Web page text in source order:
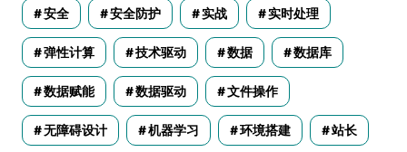
安全 安全防护 实战 实时处理
弹性计算 技术驱动 数据 数据库
数据赋能 数据驱动 文件操作
无障碍设计 机器学习 环境搭建 站长